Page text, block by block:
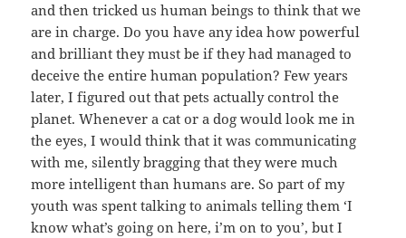
and then tricked us human beings to think that we
are in charge. Do you have any idea how powerful
and brilliant they must be if they had managed to
deceive the entire human population? Few years
later, I figured out that pets actually control the
planet. Whenever a cat or a dog would look me in
the eyes, I would think that it was communicating
with me, silently bragging that they were much
more intelligent than humans are. So part of my
youth was spent talking to animals telling them ‘I
know what’s going on here, i’m on to you’, but I